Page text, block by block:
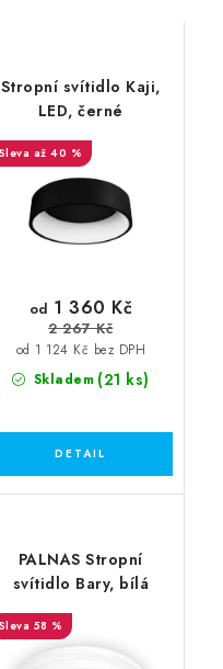
Stropní svítidlo Kaji,
LED, černé
až 40 %
Skladem (21 ks)
od 1 124 Kč bez DPH
od 1 360 Kč
2 267 Kč
PALNAS Stropní
svítidlo Bary, bílá
58 %